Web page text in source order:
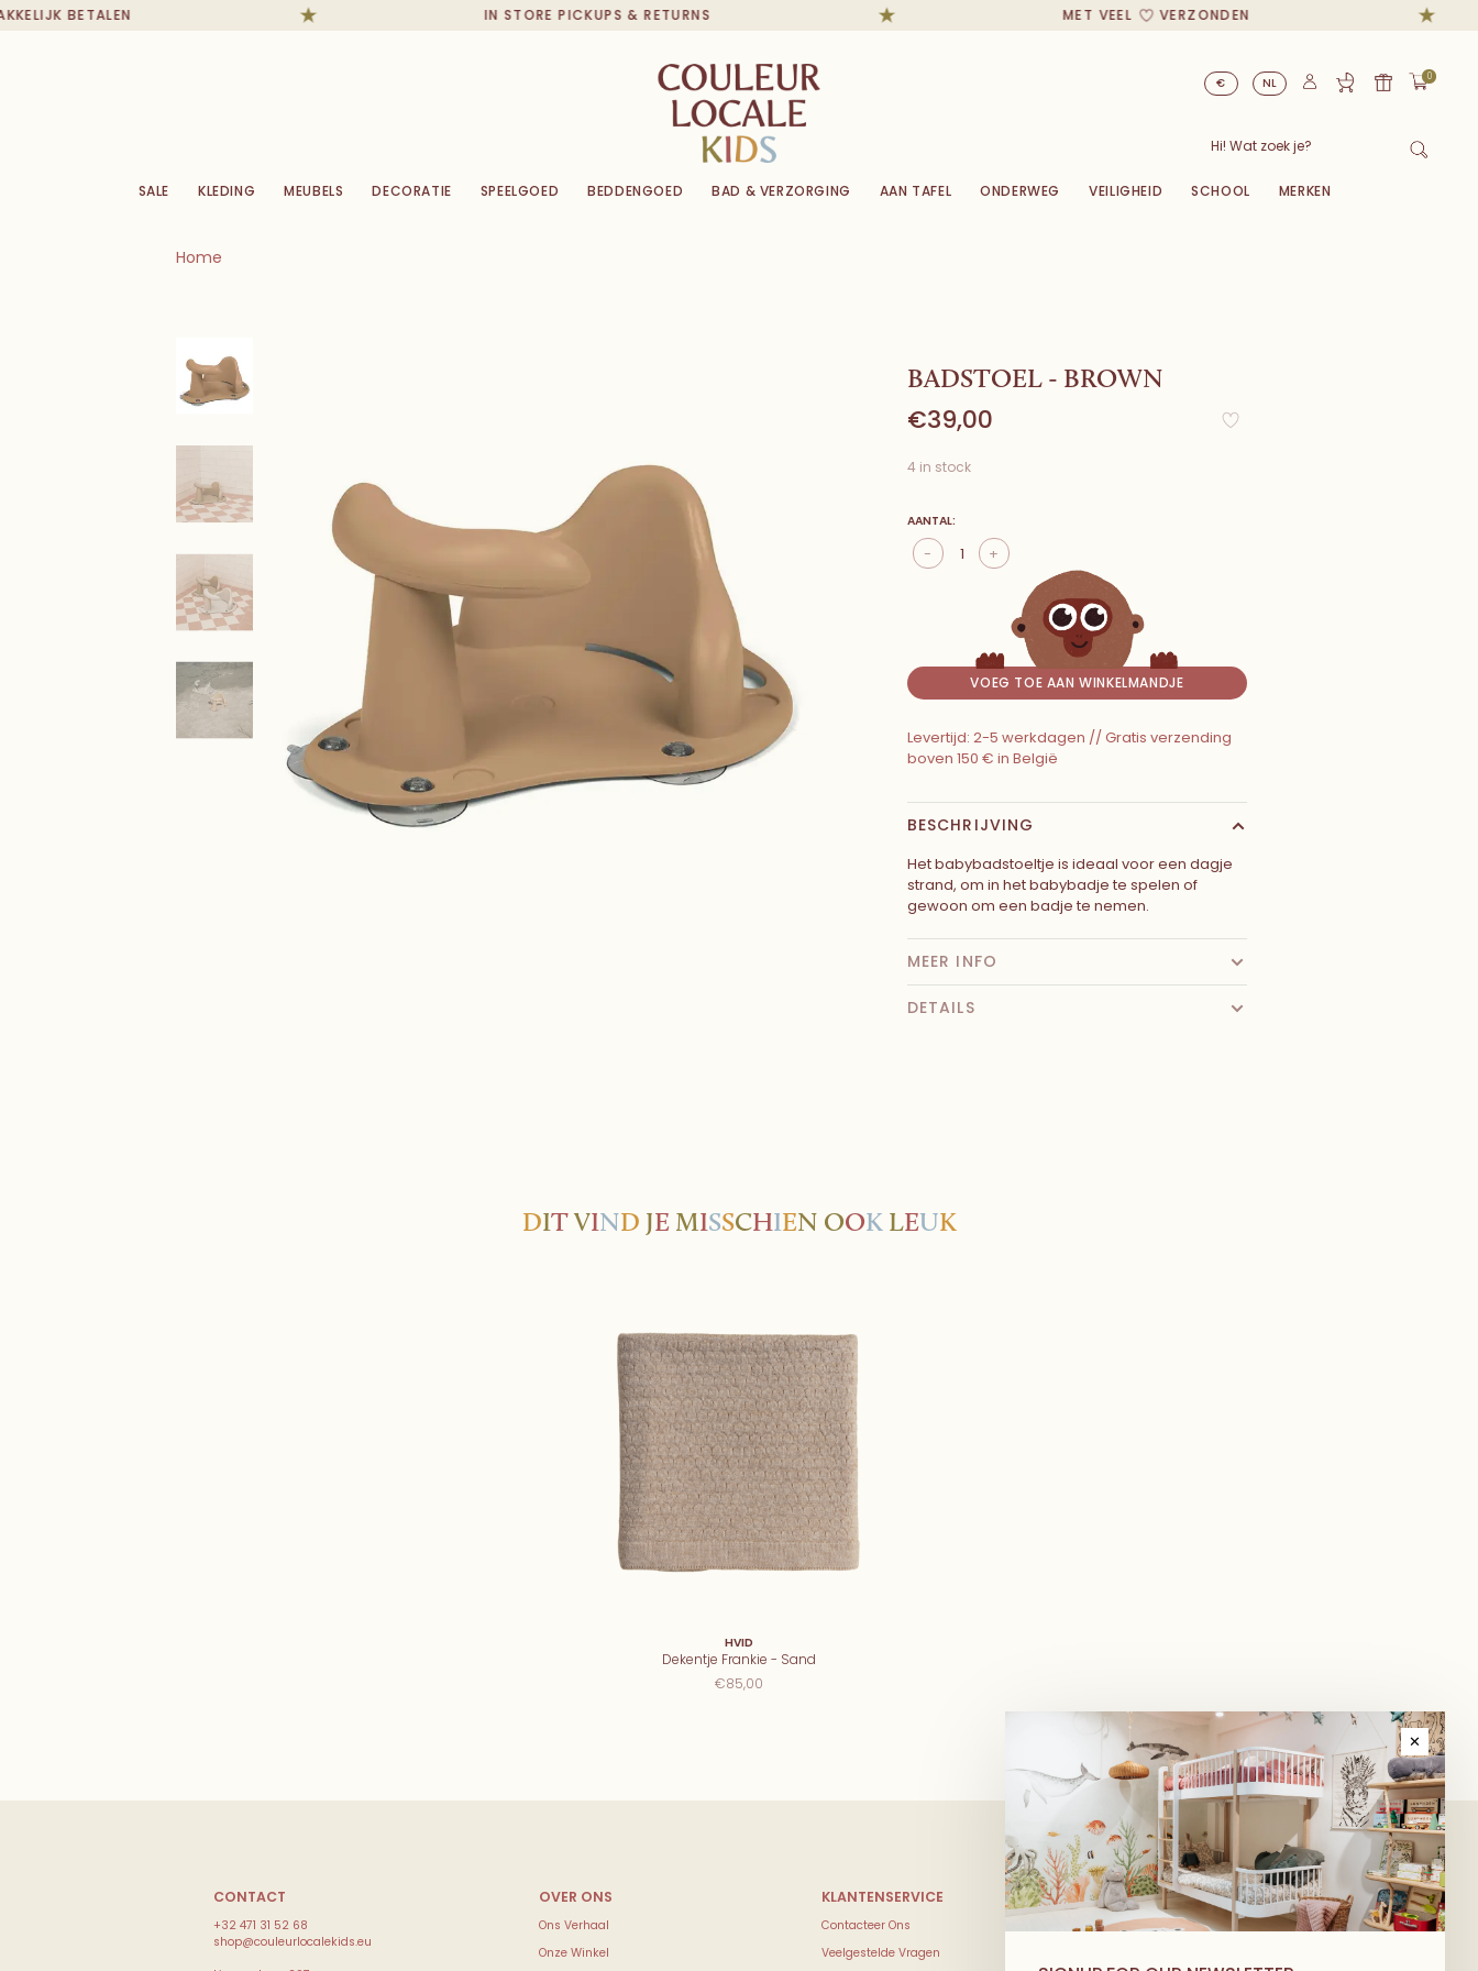
BETALEN IN STORE PICKUPS & RETURNS MET VEEL VERZONDEN
€ NL 0
SALE KLEDING MEUBELS DECORATIE SPEELGOED BEDDENGOED BAD & VERZORGING AAN TAFEL ONDERWEG VEILIGHEID SCHOOL MERKEN
Home
BADSTOEL - BROWN
€39,00
4 in stock
AANTAL:
+
-
VOEG TOE AAN WINKELMANDJE
Levertijd: 2-5 werkdagen // Gratis verzending
boven 150 € in België
BESCHRIJVING
Het babybadstoeltje is ideaal voor een dagje
strand, om in het babybadje te spelen of
gewoon om een badje te nemen.
MEER INFO
DETAILS
DITVIND JE MISSCHIEN OOK LEUK
HVID
Dekentje Frankie - Sand
€85,00
CONTACT
+32 471 31 52 68
shop@couleurlocalekids.eu
Ons Verhaal
Onze Winkel
Contacteer Ons
Veelgestelde Vragen
We have wonderful stories to share
with you! Kom als eerste alles te
✕